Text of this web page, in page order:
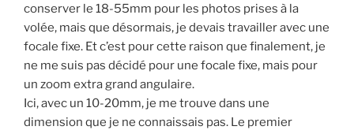
conserver le 18-55mm pour les photos prises à la
volée, mais que désormais, je devais travailler avec une
focale fixe. Et c’est pour cette raison que finalement, je
ne me suis pas décidé pour une focale fixe, mais pour
un zoom extra grand angulaire.
Ici, avec un 10-20mm, je me trouve dans une
dimension que je ne connaissais pas. Le premier